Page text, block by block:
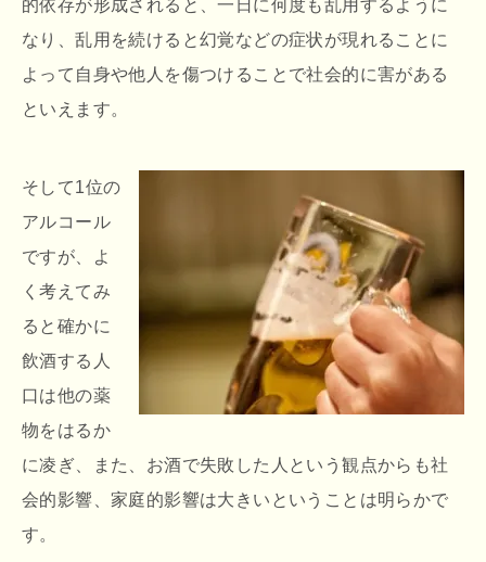
的依存が形成されると、一日に何度も乱用するように
なり、乱用を続けると幻覚などの症状が現れることに
よって自身や他人を傷つけることで社会的に害がある
といえます。
そして1位の
アルコール
ですが、よ
く考えてみ
ると確かに
飲酒する人
口は他の薬
物をはるか
に凌ぎ、また、お酒で失敗した人という観点からも社
会的影響、家庭的影響は大きいということは明らかで
す。